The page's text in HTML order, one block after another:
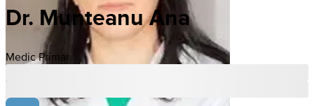
Dr. Munteanu Ana
Medic Primar